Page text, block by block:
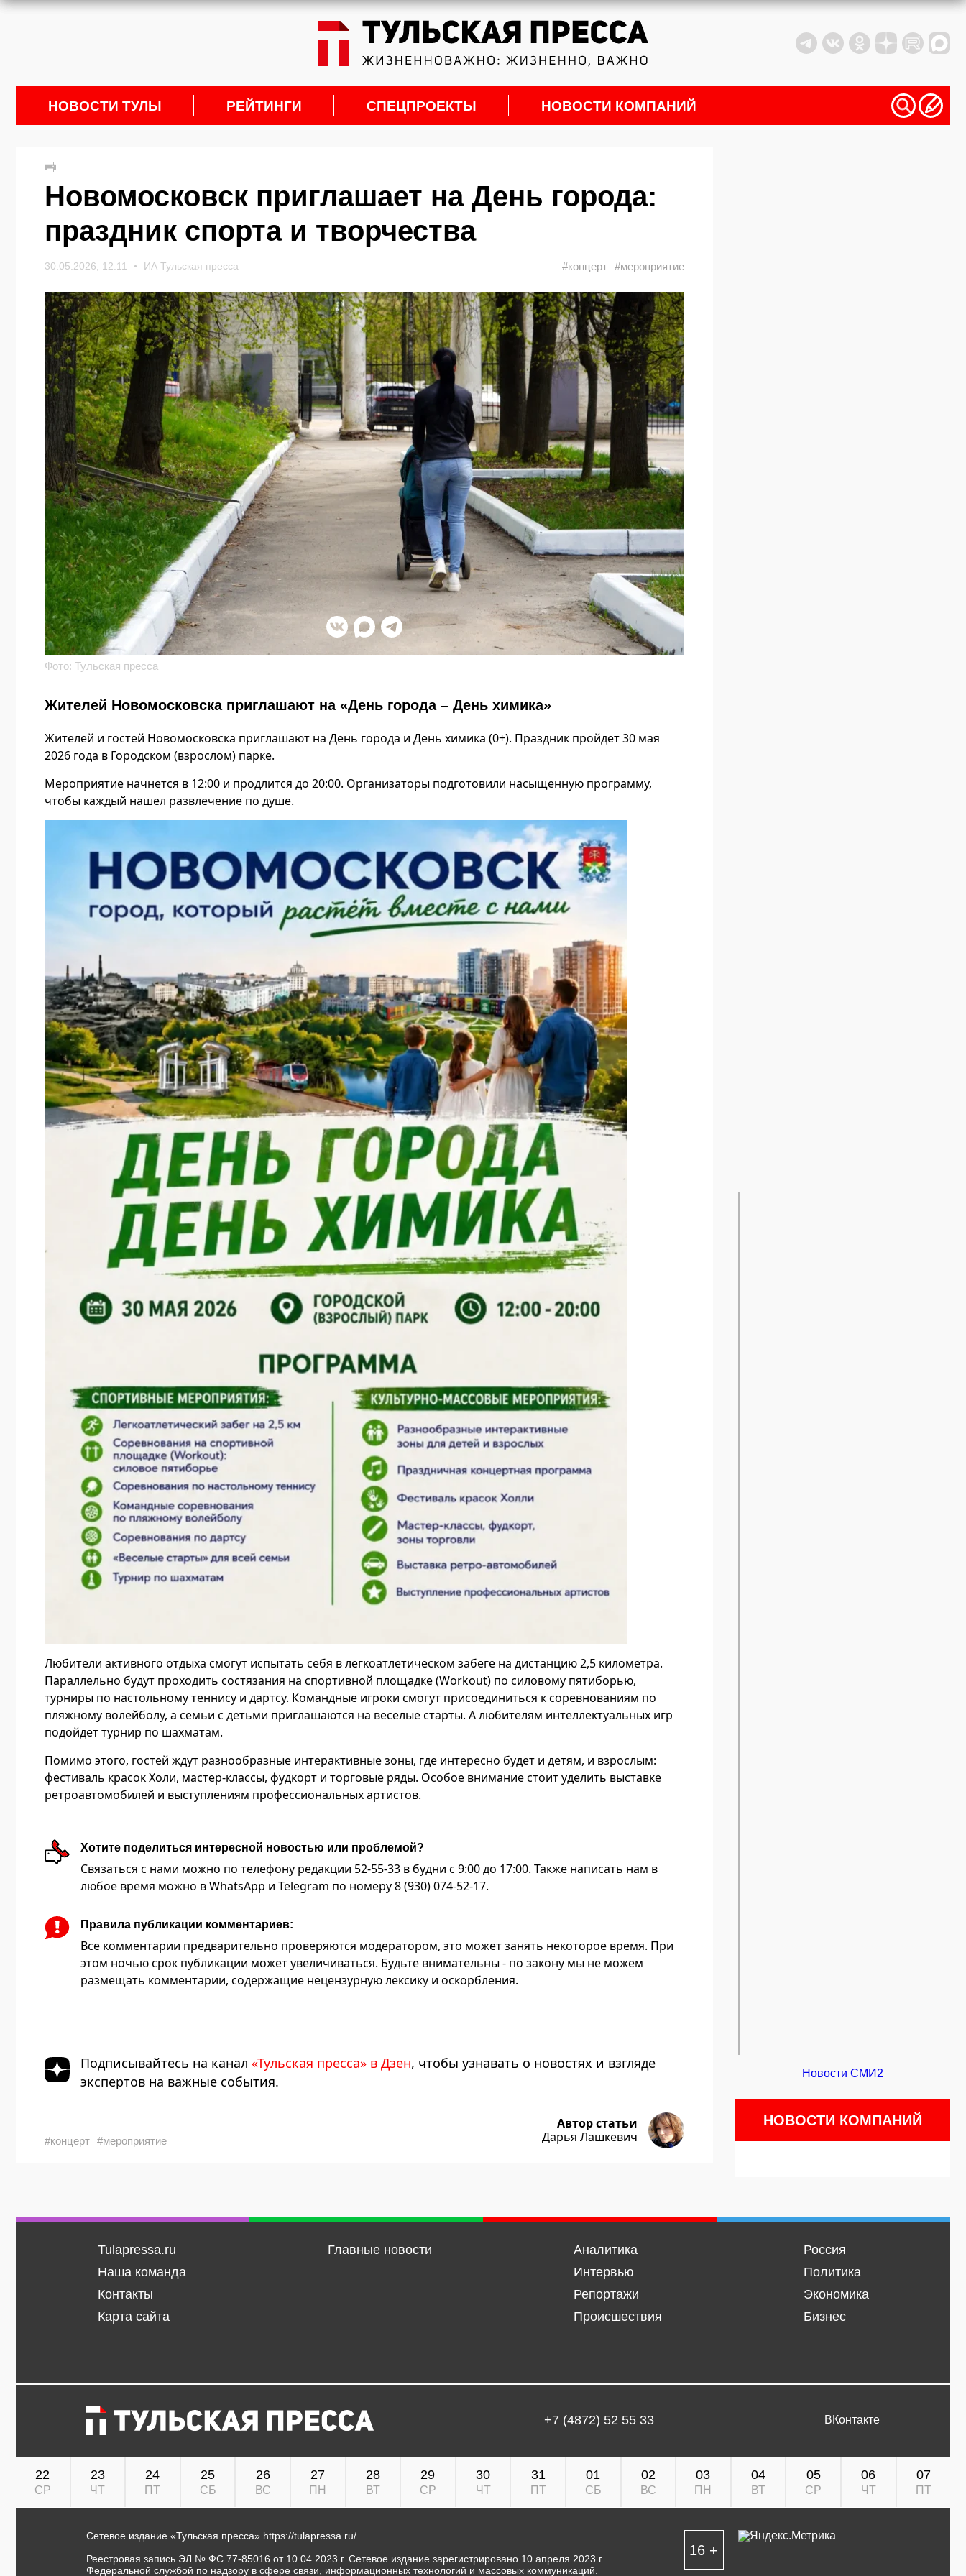
НОВОСТИ ТУЛЫ РЕЙТИНГИ СПЕЦПРОЕКТЫ НОВОСТИ КОМПАНИЙ
Новомосковск приглашает на День города:
праздник спорта и творчества
30.05.2026, 12:11 ИА Тульская пресса #концерт #мероприятие
Фото: Тульская пресса
Жителей Новомосковска приглашают на «День города – День химика»
Жителей и гостей Новомосковска приглашают на День города и День химика (0+). Праздник пройдет 30 мая
2026 года в Городском (взрослом) парке.
Мероприятие начнется в 12:00 и продлится до 20:00. Организаторы подготовили насыщенную программу,
чтобы каждый нашел развлечение по душе.
Любители активного отдыха смогут испытать себя в легкоатлетическом забеге на дистанцию 2,5 километра.
Параллельно будут проходить состязания на спортивной площадке (Workout) по силовому пятиборью,
турниры по настольному теннису и дартсу. Командные игроки смогут присоединиться к соревнованиям по
пляжному волейболу, а семьи с детьми приглашаются на веселые старты. А любителям интеллектуальных игр
подойдет турнир по шахматам.
Помимо этого, гостей ждут разнообразные интерактивные зоны, где интересно будет и детям, и взрослым:
фестиваль красок Холи, мастер-классы, фудкорт и торговые ряды. Особое внимание стоит уделить выставке
ретроавтомобилей и выступлениям профессиональных артистов.
Хотите поделиться интересной новостью или проблемой?
Связаться с нами можно по телефону редакции 52-55-33 в будни с 9:00 до 17:00. Также написать нам в
любое время можно в WhatsApp и Telegram по номеру 8 (930) 074-52-17.
Правила публикации комментариев:
Все комментарии предварительно проверяются модератором, это может занять некоторое время. При
этом ночью срок публикации может увеличиваться. Будьте внимательны - по закону мы не можем
размещать комментарии, содержащие нецензурную лексику и оскорбления.
Подписывайтесь на канал «Тульская пресса» в Дзен, чтобы узнавать о новостях и взгляде
экспертов на важные события.
#концерт #мероприятие
Автор статьи
Дарья Лашкевич
Новости СМИ2
НОВОСТИ КОМПАНИЙ
Tulapressa.ru
Наша команда
Контакты
Карта сайта
Главные новости
Аналитика
Интервью
Репортажи
Происшествия
Россия
Политика
Экономика
Бизнес
+7 (4872) 52 55 33 ВКонтакте
22
СР
23
ЧТ
24
ПТ
25
СБ
26
ВС
27
ПН
28
ВТ
29
СР
30
ЧТ
31
ПТ
01
СБ
02
ВС
03
ПН
04
ВТ
05
СР
06
ЧТ
07
ПТ
Сетевое издание «Тульская пресса» https://tulapressa.ru/
Реестровая запись ЭЛ № ФС 77-85016 от 10.04.2023 г. Сетевое издание зарегистрировано 10 апреля 2023 г.
Федеральной службой по надзору в сфере связи, информационных технологий и массовых коммуникаций.
16 +